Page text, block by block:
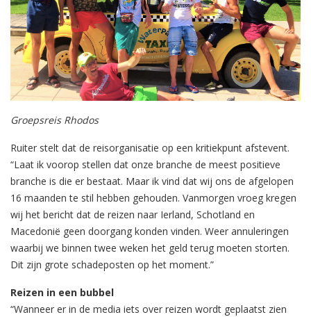
Groepsreis Rhodos
Ruiter stelt dat de reisorganisatie op een kritiekpunt afstevent.
“Laat ik voorop stellen dat onze branche de meest positieve
branche is die er bestaat. Maar ik vind dat wij ons de afgelopen
16 maanden te stil hebben gehouden. Vanmorgen vroeg kregen
wij het bericht dat de reizen naar Ierland, Schotland en
Macedonië geen doorgang konden vinden. Weer annuleringen
waarbij we binnen twee weken het geld terug moeten storten.
Dit zijn grote schadeposten op het moment.”
Reizen in een bubbel
“Wanneer er in de media iets over reizen wordt geplaatst zien